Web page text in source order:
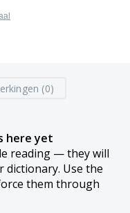
(0)
here yet
reading — they will
dictionary. Use the
them through